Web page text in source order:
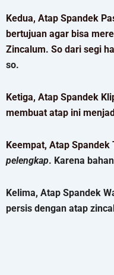
Kedua, Atap Spandek
bertujuan agar bisa
Zincalum. So dari segi
so.
Ketiga, Atap Spandek
membuat atap ini
Keempat, Atap
pelengkap. Karena
Kelima, Atap Spandek
persis dengan atap